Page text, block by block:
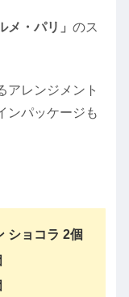
メ・パリ」 のス
アレンジメント
ンパッケージも
ショコラ 2個